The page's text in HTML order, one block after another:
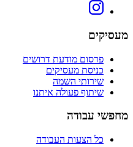
מעסיקים
פרסום מודעת דרושים
כניסת מעסיקים
שירותי השמה
שיתוף פעולה איתנו
מחפשי עבודה
כל הצעות העבודה